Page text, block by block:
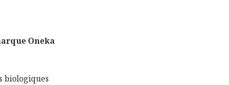
Oneka
biologiques